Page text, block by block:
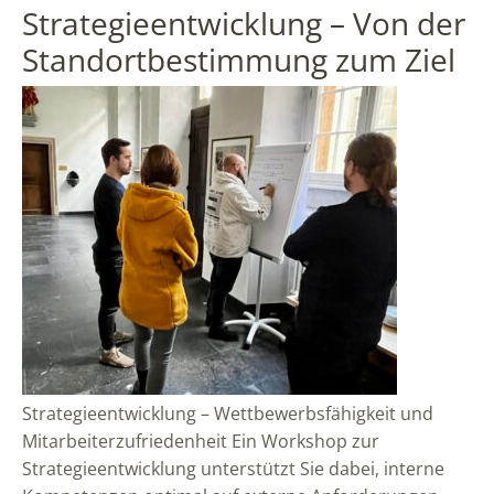
Strategieentwicklung – Von der
Standortbestimmung zum Ziel
Strategieentwicklung – Wettbewerbsfähigkeit und
Mitarbeiterzufriedenheit Ein Workshop zur
Strategieentwicklung unterstützt Sie dabei, interne